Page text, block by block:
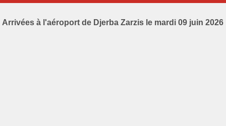
Arrivées à l'aéroport de Djerba Zarzis le mardi 09 juin 2026